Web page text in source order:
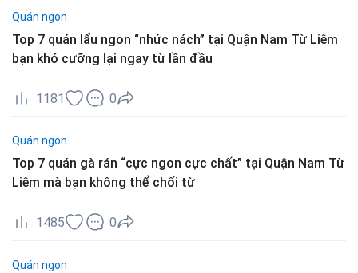
Quán ngon
Top 7 quán lẩu ngon “nhức nách” tại Quận Nam Từ Liêm
bạn khó cưỡng lại ngay từ lần đầu
1181 0
Quán ngon
Top 7 quán gà rán “cực ngon cực chất” tại Quận Nam Từ
Liêm mà bạn không thể chối từ
1485 0
Quán ngon